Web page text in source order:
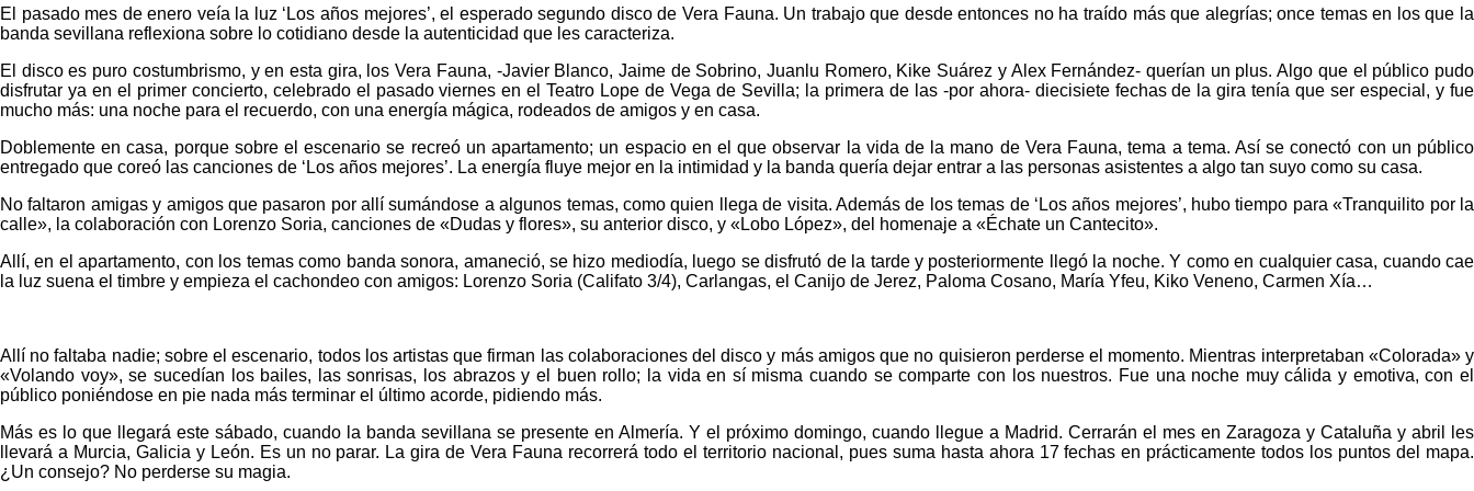
El pasado mes de enero veía la luz ‘Los años mejores’, el esperado segundo disco de Vera Fauna. Un trabajo que desde entonces no ha traído más que alegrías; once temas en los que la
banda sevillana reflexiona sobre lo cotidiano desde la autenticidad que les caracteriza.
El disco es puro costumbrismo, y en esta gira, los Vera Fauna, -Javier Blanco, Jaime de Sobrino, Juanlu Romero, Kike Suárez y Alex Fernández- querían un plus. Algo que el público pudo
disfrutar ya en el primer concierto, celebrado el pasado viernes en el Teatro Lope de Vega de Sevilla; la primera de las -por ahora- diecisiete fechas de la gira tenía que ser especial, y fue
mucho más: una noche para el recuerdo, con una energía mágica, rodeados de amigos y en casa.
Doblemente en casa, porque sobre el escenario se recreó un apartamento; un espacio en el que observar la vida de la mano de Vera Fauna, tema a tema. Así se conectó con un público
entregado que coreó las canciones de ‘Los años mejores’. La energía fluye mejor en la intimidad y la banda quería dejar entrar a las personas asistentes a algo tan suyo como su casa.
No faltaron amigas y amigos que pasaron por allí sumándose a algunos temas, como quien llega de visita. Además de los temas de ‘Los años mejores’, hubo tiempo para «Tranquilito por la
calle», la colaboración con Lorenzo Soria, canciones de «Dudas y flores», su anterior disco, y «Lobo López», del homenaje a «Échate un Cantecito».
Allí, en el apartamento, con los temas como banda sonora, amaneció, se hizo mediodía, luego se disfrutó de la tarde y posteriormente llegó la noche. Y como en cualquier casa, cuando cae
la luz suena el timbre y empieza el cachondeo con amigos: Lorenzo Soria (Califato 3/4), Carlangas, el Canijo de Jerez, Paloma Cosano, María Yfeu, Kiko Veneno, Carmen Xía…
Allí no faltaba nadie; sobre el escenario, todos los artistas que firman las colaboraciones del disco y más amigos que no quisieron perderse el momento. Mientras interpretaban «Colorada» y
«Volando voy», se sucedían los bailes, las sonrisas, los abrazos y el buen rollo; la vida en sí misma cuando se comparte con los nuestros. Fue una noche muy cálida y emotiva, con el
público poniéndose en pie nada más terminar el último acorde, pidiendo más.
Más es lo que llegará este sábado, cuando la banda sevillana se presente en Almería. Y el próximo domingo, cuando llegue a Madrid. Cerrarán el mes en Zaragoza y Cataluña y abril les
llevará a Murcia, Galicia y León. Es un no parar. La gira de Vera Fauna recorrerá todo el territorio nacional, pues suma hasta ahora 17 fechas en prácticamente todos los puntos del mapa.
¿Un consejo? No perderse su magia.